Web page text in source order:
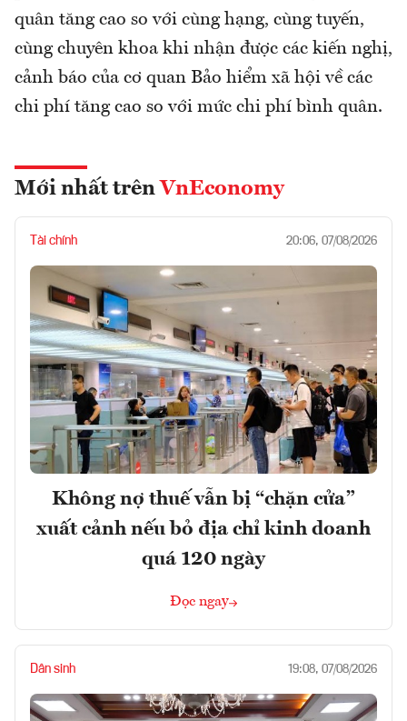
quân tăng cao so với cùng hạng, cùng tuyến,
cùng chuyên khoa khi nhận được các kiến nghị,
cảnh báo của cơ quan Bảo hiểm xã hội về các
chi phí tăng cao so với mức chi phí bình quân.
Mới nhất trên VnEconomy
Tài chính 20:06, 07/08/2026
Không nợ thuế vẫn bị “chặn cửa”
xuất cảnh nếu bỏ địa chỉ kinh doanh
quá 120 ngày
Đọc ngay
Dân sinh 19:08, 07/08/2026